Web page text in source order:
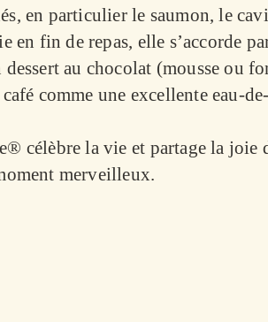
en particulier le saumon, le
en fin de repas, elle s’accorde
au chocolat (mousse ou
comme une excellente eau-
célèbre la vie et partage la joie
merveilleux.